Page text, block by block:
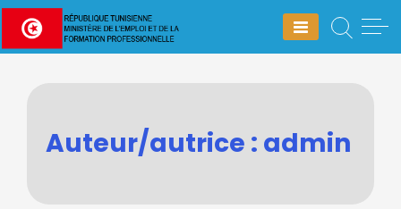
Skip
Auteur/autrice : admin